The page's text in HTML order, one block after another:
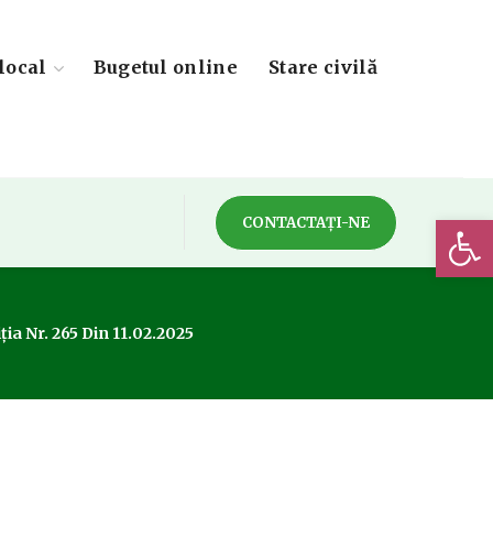
Bugetul online Stare civilă
CONTACTAȚI-NE
Nr. 265 Din 11.02.2025